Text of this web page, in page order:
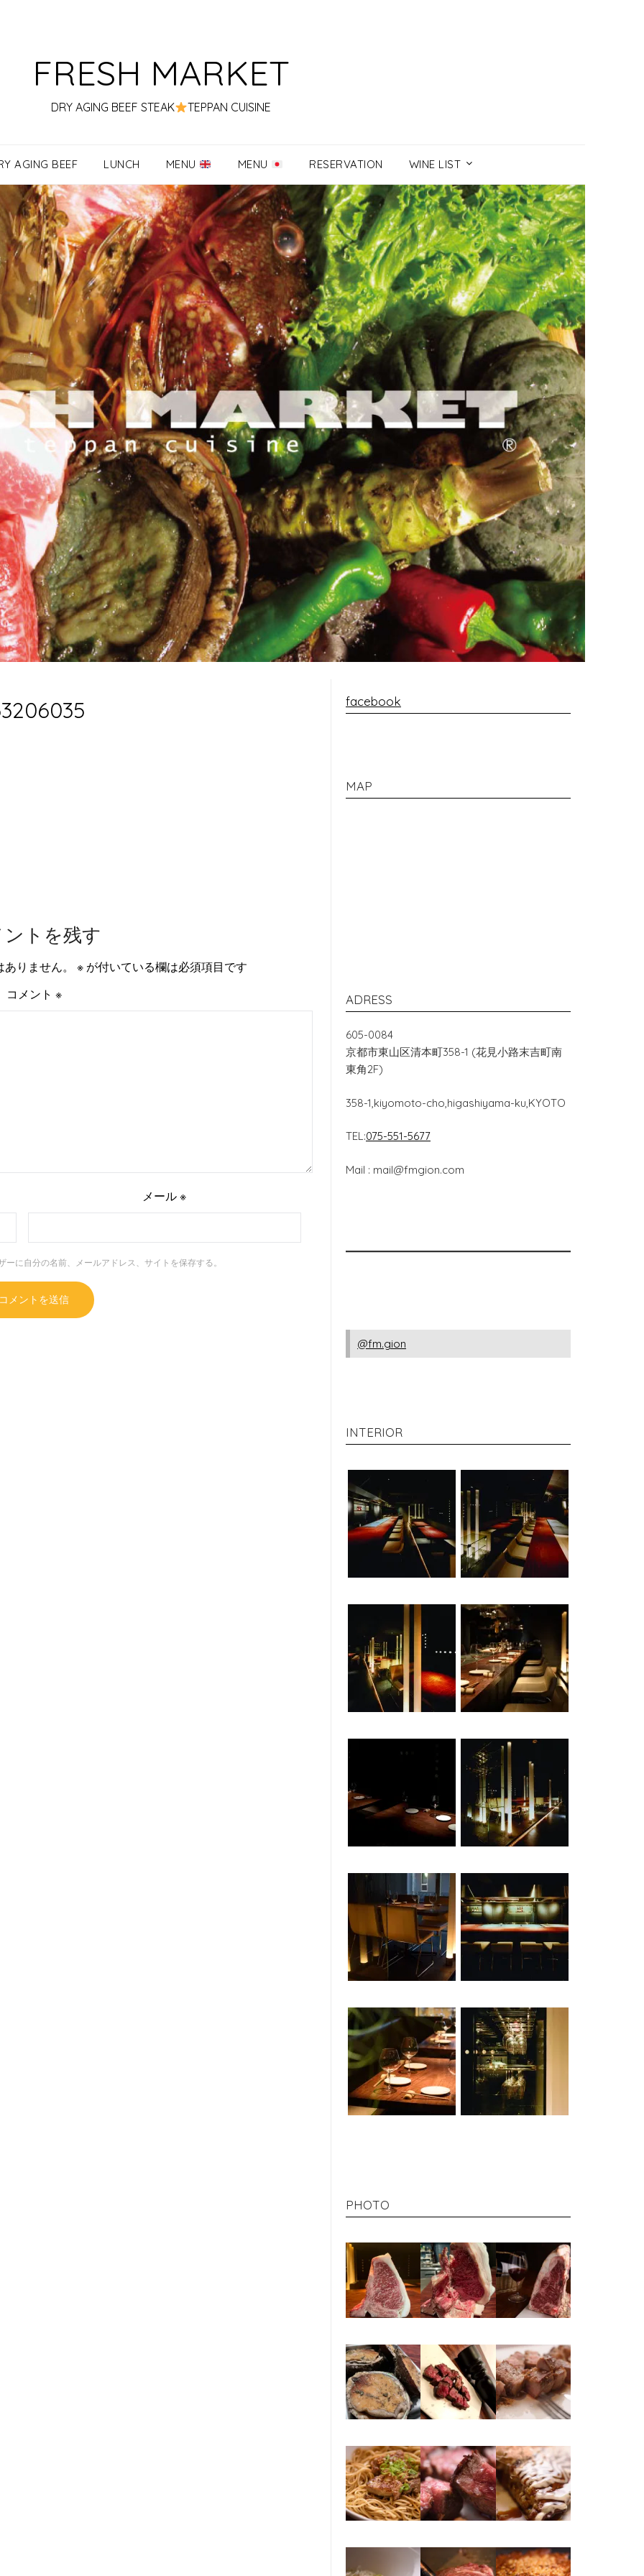
FRESH MARKET
DRY AGING BEEF STEAK TEPPAN CUISINE
AGING BEEF LUNCH MENU MENU RESERVATION WINE LIST
トを残す
りません。 ※が付いている欄は必須項目です
コメント ※
メール※
に自分の名前、メールアドレス、サイトを保存する。
facebook
MAP
ADRESS
605-0084
京都市東山区清本町358-1 (花見小路末吉町南
東角2F)
358-1,kiyomoto-cho,higashiyama-ku,KYOTO
TEL:075-551-5677
Mail : mail@fmgion.com
@fm.gion
INTERIOR
PHOTO